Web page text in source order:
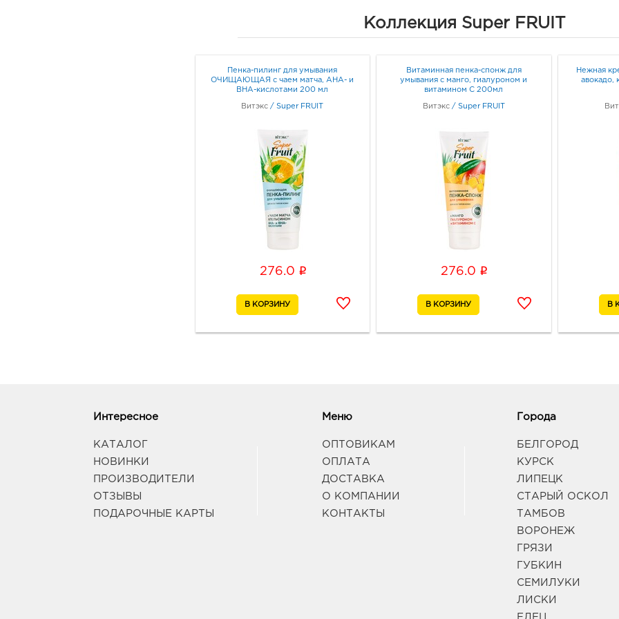
д. 93
Коллекция Super FRUIT
Пенка-пилинг для умывания
ОЧИЩАЮЩАЯ с чаем матча, AHA- и
BHA-кислотами 200 мл
Витэкс /Super FRUIT
276.0 i
Витаминная пенка-спонж для
умывания с манго, гиалуроном и
витамином С 200мл
Витэкс /Super FRUIT
276.0 i
Нежная
авокадо,
Интересное
КАТАЛОГ
НОВИНКИ
ПРОИЗВОДИТЕЛИ
ОТЗЫВЫ
ПОДАРОЧНЫЕ КАРТЫ
Меню
ОПТОВИКАМ
ОПЛАТА
ДОСТАВКА
О КОМПАНИИ
КОНТАКТЫ
Города
БЕЛГОРОД
КУРСК
ЛИПЕЦК
СТАРЫЙ ОСКОЛ
ТАМБОВ
ВОРОНЕЖ
ГРЯЗИ
ГУБКИН
СЕМИЛУКИ
ЛИСКИ